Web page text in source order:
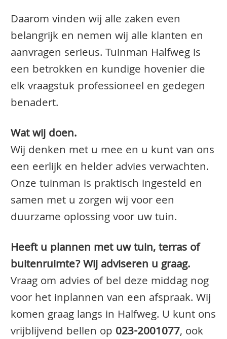
Daarom vinden wij alle zaken even
belangrijk en nemen wij alle klanten en
aanvragen serieus. Tuinman Halfweg is
een betrokken en kundige hovenier die
elk vraagstuk professioneel en gedegen
benadert.
Wat wij doen.
Wij denken met u mee en u kunt van ons
een eerlijk en helder advies verwachten.
Onze tuinman is praktisch ingesteld en
samen met u zorgen wij voor een
duurzame oplossing voor uw tuin.
Heeft u plannen met uw tuin, terras of
buitenruimte? Wij adviseren u graag.
Vraag om advies of bel deze middag nog
voor het inplannen van een afspraak. Wij
komen graag langs in Halfweg. U kunt ons
vrijblijvend bellen op 023-2001077, ook